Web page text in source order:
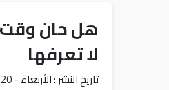
هل حان وقت
لا تعرفها
تاريخ النشر : الأربعاء - 20-5-2026 - 11:35 PM